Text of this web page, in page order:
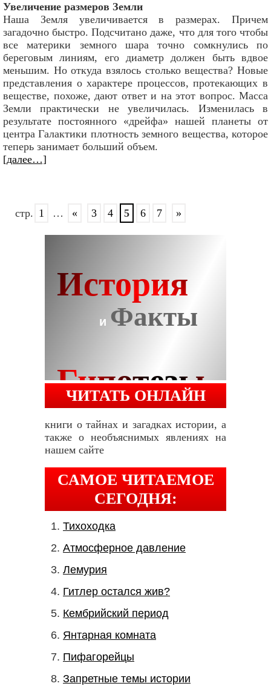
Увеличение размеров Земли
Наша Земля увеличивается в размерах. Причем
загадочно быстро. Подсчитано даже, что для того чтобы
все материки земного шара точно сомкнулись по
береговым линиям, его диаметр должен быть вдвое
меньшим. Но откуда взялось столько вещества? Новые
представления о характере процессов, протекающих в
веществе, похоже, дают ответ и на этот вопрос. Масса
Земли практически не увеличилась. Изменилась в
результате постоянного «дрейфа» нашей планеты от
центра Галактики плотность земного вещества, которое
теперь занимает больший объем.
[далее…]
стр. 1 … « 3 4 5 6 7 »
ЧИТАТЬ ОНЛАЙН
книги о тайнах и загадках истории, а
также о необъяснимых явлениях на
нашем сайте
САМОЕ ЧИТАЕМОЕ
СЕГОДНЯ:
Тихоходка
Атмосферное давление
Лемурия
Гитлер остался жив?
Кембрийский период
Янтарная комната
Пифагорейцы
Запретные темы истории